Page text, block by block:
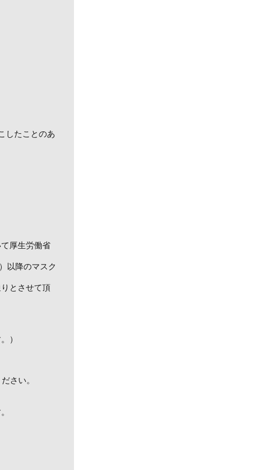
したことのあ
厚生労働省
以降のマスク
とさせて頂
）
さい。